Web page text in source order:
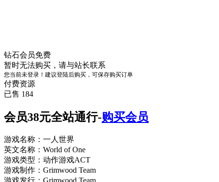
钻石会员免费
暂时无法购买，请与站长联系
您当前未登录！建议登陆后购买，可保存购买订单
付费资源
已售 184
会员38元全站通行-购买会员
游戏名称：一人世界
英文名称：World of One
游戏类型：动作游戏ACT
游戏制作：Grimwood Team
游戏发行：Grimwood Team